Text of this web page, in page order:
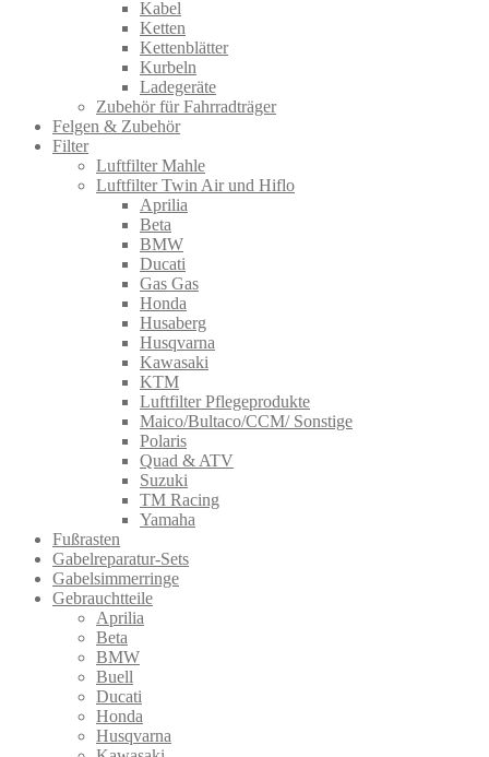
Kabel
Ketten
Kettenblätter
Kurbeln
Ladegeräte
Zubehör für Fahrradträger
Felgen & Zubehör
Filter
Luftfilter Mahle
Luftfilter Twin Air und Hiflo
Aprilia
Beta
BMW
Ducati
Gas Gas
Honda
Husaberg
Husqvarna
Kawasaki
KTM
Luftfilter Pflegeprodukte
Maico/Bultaco/CCM/ Sonstige
Polaris
Quad & ATV
Suzuki
TM Racing
Yamaha
Fußrasten
Gabelreparatur-Sets
Gabelsimmerringe
Gebrauchtteile
Aprilia
Beta
BMW
Buell
Ducati
Honda
Husqvarna